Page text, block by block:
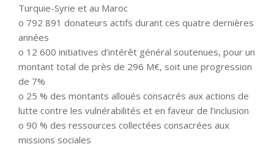
Turquie-Syrie et au Maroc
o 792 891 donateurs actifs durant ces quatre dernières
années
o 12 600 initiatives d’intérêt général soutenues, pour un
montant total de près de 296 M€, soit une progression
de 7%
o 25 % des montants alloués consacrés aux actions de
lutte contre les vulnérabilités et en faveur de l’inclusion
o 90 % des ressources collectées consacrées aux
missions sociales